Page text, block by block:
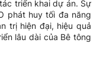
triển khai dự án. Sự
phát huy tối đa năng
trị hiện đại, hiệu quả
lâu dài của Bê tông